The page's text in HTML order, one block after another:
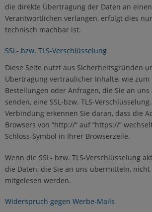
die direkte Übertragung der Daten an
Verantwortlichen verlangen, erfolgt dies
technisch machbar ist.
SSL- bzw. TLS-Verschlüsselung
Diese Seite nutzt aus Sicherheitsgründen
Übertragung vertraulicher Inhalte, wie zum
Bestellungen oder Anfragen, die Sie an
senden, eine SSL-bzw. TLS-
Verbindung erkennen Sie daran, dass die
Browsers von “http://” auf “https://”
Schloss-Symbol in Ihrer Browserzeile.
Wenn die SSL- bzw. TLS-Verschlüsselung
die Daten, die Sie an uns übermitteln,
mitgelesen werden.
Widerspruch gegen Werbe-Mails